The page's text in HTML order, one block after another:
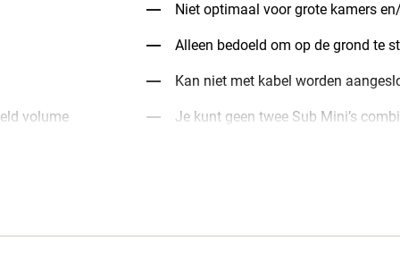
volume
Niet optimaal voor grote kamers
Alleen bedoeld om op de grond te
Kan niet met kabel worden
Je kunt geen twee Sub Mini’s